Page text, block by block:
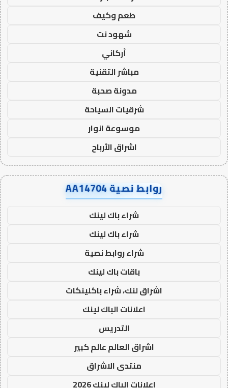
طعم وكيف
شهود نت
أركاني
مباشر التقنية
مدونة صحبة
شرقيات السياحة
موسوعة انوار
اشراق الأرباح
روابط نصية AA14704
شراء باك لينك
شراء باك لينك
شراء روابط نصية
باقات باك لينك
اشراق لنك، شراء باكلينكات
اعلانات الباك لينك
التدريس
اشراق العالم عالم كبير
منتدى الاشراق
اعلانات الباك لينك 2026